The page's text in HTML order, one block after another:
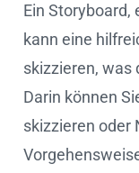
Ein Storyboard,
kann eine
skizzieren, was
Darin können
skizzieren oder